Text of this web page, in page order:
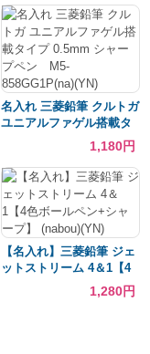
カラー 三菱鉛筆 MSXE5-
1000 ハピネスカラー 限
定復刻カラー ギフト 記念
品 入学祝 卒業祝 誕生日
プレゼント(naky)(YN)
名入れ 三菱鉛筆 クルトガ
ユニアルファゲル搭載タ
イプ 0.5mm シャープペ
ン M5-858GG1P(na)
(YN)
1,180円
【名入れ】三菱鉛筆 ジェ
ットストリーム 4＆1【4
色ボールペン+シャープ】
1,280円